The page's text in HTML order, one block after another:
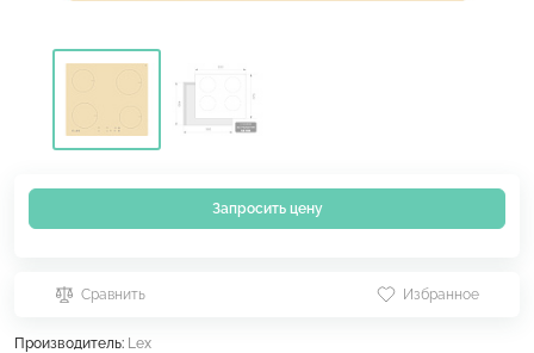
Запросить цену
Сравнить Избранное
Производитель: Lex